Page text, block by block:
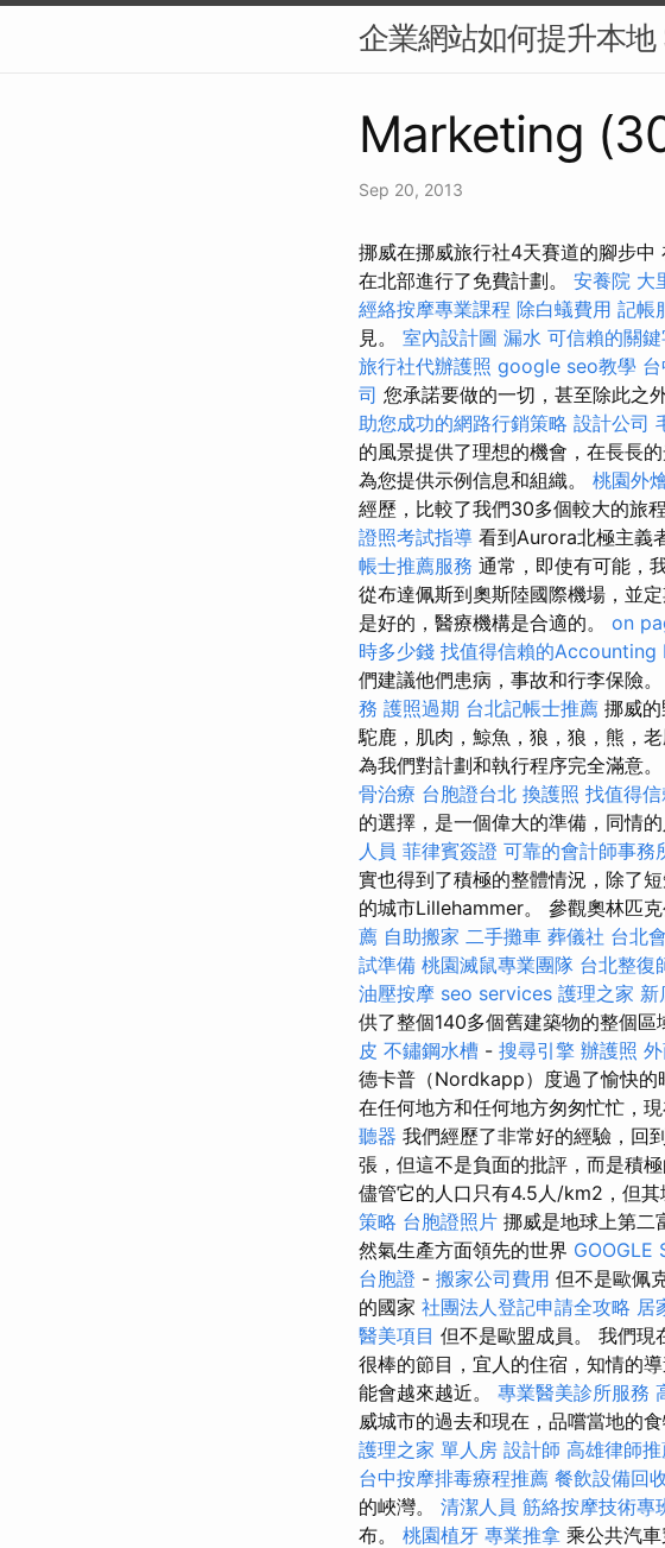
企業網站如何提升本地
Marketing
Sep 20, 2013
挪威在挪威旅行社4天賽道的腳步
在北部進行了免費計劃。 安養院 大
經絡按摩專業課程 除白蟻費用 記帳
見。 室內設計圖 漏水 可信賴的關
旅行社代辦護照 google seo教學
司 您承諾要做的一切，甚至除此之
助您成功的網路行銷策略 設計公司
的風景提供了理想的機會，在長長
為您提供示例信息和組織。 桃園外
經歷，比較了我們30多個較大的旅
證照考試指導 看到Aurora北極主義
帳士推薦服務 通常，即使有可能，
從布達佩斯到奧斯陸國際機場，並
是好的，醫療機構是合適的。 on
時多少錢 找值得信賴的Accounting
們建議他們患病，事故和行李保險。
務 護照過期 台北記帳士推薦 挪威
駝鹿，肌肉，鯨魚，狼，狼，熊，
為我們對計劃和執行程序完全滿意。
骨治療 台胞證台北 換護照 找值得
的選擇，是一個偉大的準備，同情
人員 菲律賓簽證 可靠的會計師事務
實也得到了積極的整體情況，除了
的城市Lillehammer。 參觀奧林匹
薦 自助搬家 二手攤車 葬儀社 台北
試準備 桃園滅鼠專業團隊 台北整復
油壓按摩 seo services 護理之家 新
供了整個140多個舊建築物的整個區
皮 不鏽鋼水槽 - 搜尋引擎 辦護照
德卡普（Nordkapp）度過了愉快的
在任何地方和任何地方匆匆忙忙，
聽器 我們經歷了非常好的經驗，回
張，但這不是負面的批評，而是積
儘管它的人口只有4.5人/km2，但
策略 台胞證照片 挪威是地球上第二
然氣生產方面領先的世界 GOOGLE
台胞證 - 搬家公司費用 但不是歐佩
的國家 社團法人登記申請全攻略 居
醫美項目 但不是歐盟成員。 我們現
很棒的節目，宜人的住宿，知情的
能會越來越近。 專業醫美診所服務
威城市的過去和現在，品嚐當地的
護理之家 單人房 設計師 高雄律師
台中按摩排毒療程推薦 餐飲設備回
的峽灣。 清潔人員 筋絡按摩技術專
布。 桃園植牙 專業推拿 乘公共汽